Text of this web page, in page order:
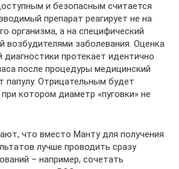
и безопасным считается
препарат реагирует не на
организма, а на специфический
возбудителями заболевания. Оценка
диагностики протекает идентично
после процедуры медицинский
папулу. Отрицательным будет
котором диаметр «пуговки» не
что вместо Манту для получения
лучше проводить сразу
– например, сочетать